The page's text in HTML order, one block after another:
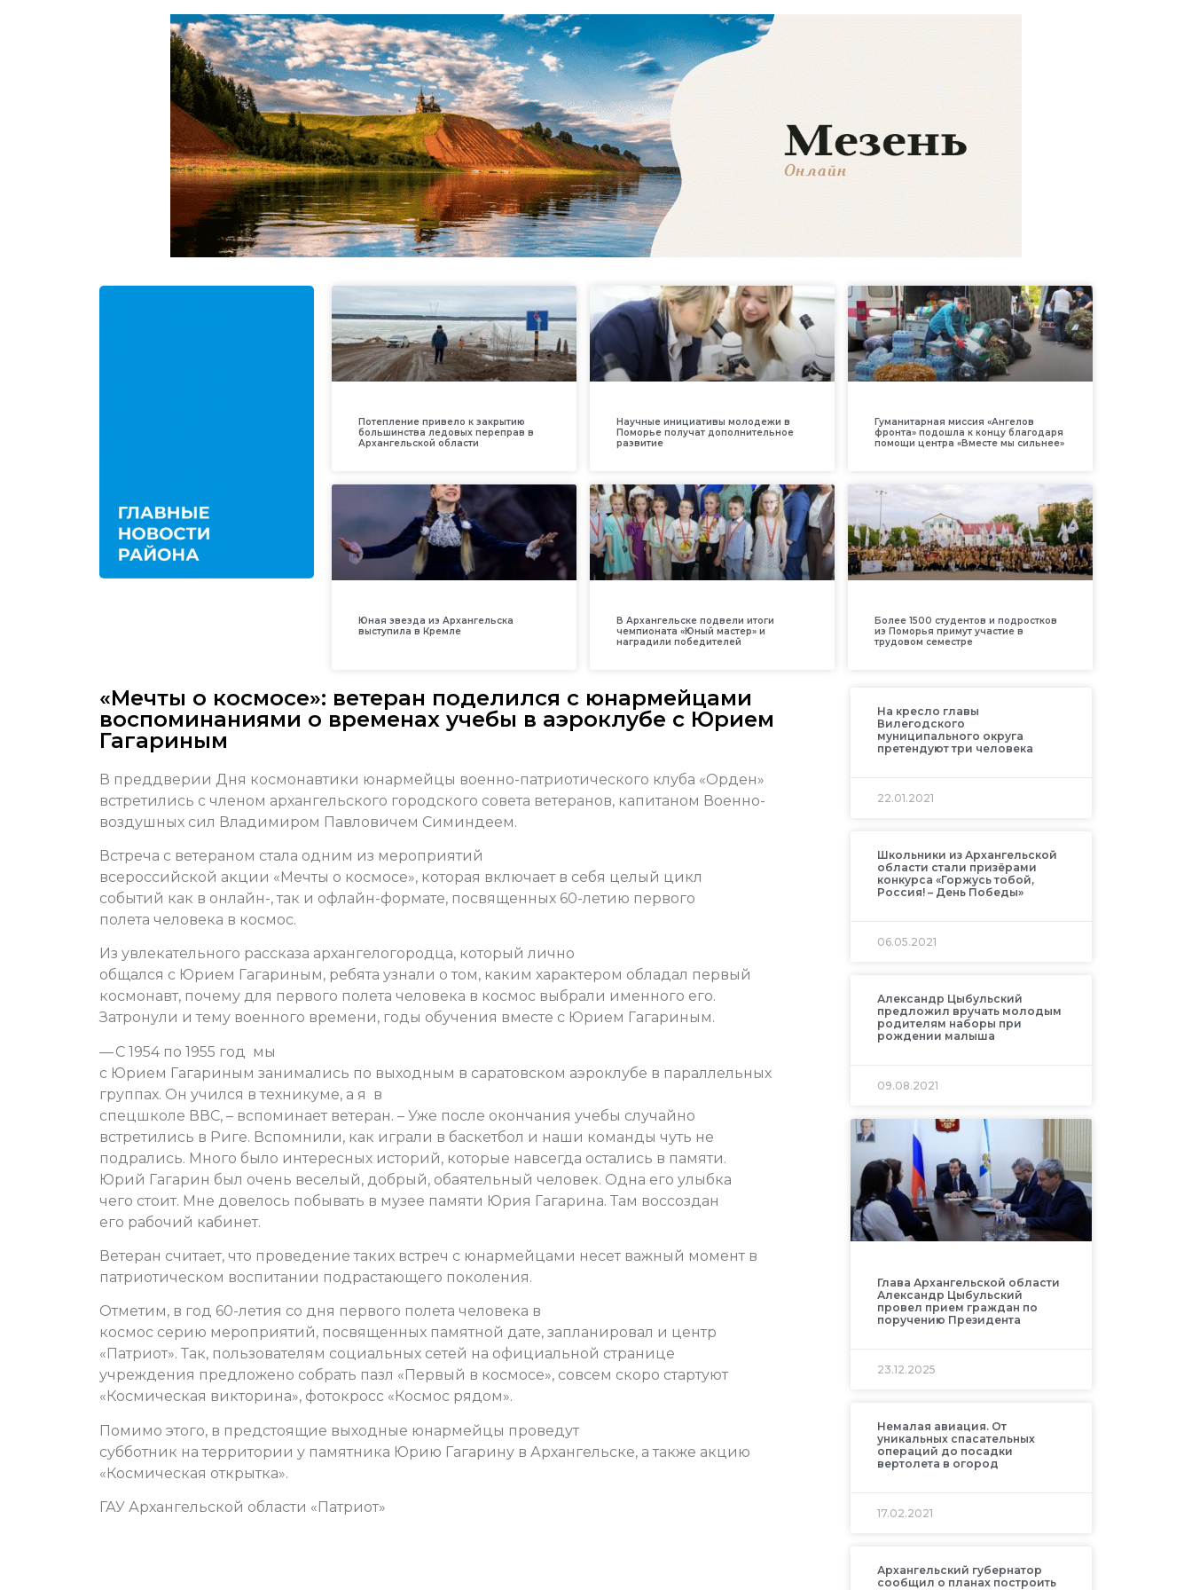
Потепление привело к закрытию
большинства ледовых переправ в
Архангельской области
Научные инициативы молодежи в
Поморье получат дополнительное
развитие
Гуманитарная миссия «Ангелов
фронта» подошла к концу благодаря
помощи центра «Вместе мы сильнее»
Юная звезда из Архангельска
выступила в Кремле
В Архангельске подвели итоги
чемпионата «Юный мастер» и
наградили победителей
Более 1500 студентов и подростков
из Поморья примут участие в
трудовом семестре
«Мечты о космосе»: ветеран поделился с юнармейцами
воспоминаниями о временах учебы в аэроклубе с Юрием
Гагариным
В преддверии Дня космонавтики юнармейцы военно-патриотического клуба «Орден»
встретились с членом архангельского городского совета ветеранов, капитаном Военно-
воздушных сил Владимиром Павловичем Симиндеем.
Встреча с ветераном стала одним из мероприятий
всероссийской акции «Мечты о космосе», которая включает в себя целый цикл
событий как в онлайн-, так и офлайн-формате, посвященных 60-летию первого
полета человека в космос.
Из увлекательного рассказа архангелогородца, который лично
общался с Юрием Гагариным, ребята узнали о том, каким характером обладал первый
космонавт, почему для первого полета человека в космос выбрали именного его.
Затронули и тему военного времени, годы обучения вместе с Юрием Гагариным.
— С 1954 по 1955 год мы
с Юрием Гагариным занимались по выходным в саратовском аэроклубе в параллельных
группах. Он учился в техникуме, а я в
спецшколе ВВС, – вспоминает ветеран. – Уже после окончания учебы случайно
встретились в Риге. Вспомнили, как играли в баскетбол и наши команды чуть не
подрались. Много было интересных историй, которые навсегда остались в памяти.
Юрий Гагарин был очень веселый, добрый, обаятельный человек. Одна его улыбка
чего стоит. Мне довелось побывать в музее памяти Юрия Гагарина. Там воссоздан
его рабочий кабинет.
Ветеран считает, что проведение таких встреч с юнармейцами несет важный момент в
патриотическом воспитании подрастающего поколения.
Отметим, в год 60-летия со дня первого полета человека в
космос серию мероприятий, посвященных памятной дате, запланировал и центр
«Патриот». Так, пользователям социальных сетей на официальной странице
учреждения предложено собрать пазл «Первый в космосе», совсем скоро стартуют
«Космическая викторина», фотокросс «Космос рядом».
Помимо этого, в предстоящие выходные юнармейцы проведут
субботник на территории у памятника Юрию Гагарину в Архангельске, а также акцию
«Космическая открытка».
ГАУ Архангельской области «Патриот»
На кресло главы
Вилегодского
муниципального округа
претендуют три человека
22.01.2021
Школьники из Архангельской
области стали призёрами
конкурса «Горжусь тобой,
Россия! – День Победы»
06.05.2021
Александр Цыбульский
предложил вручать молодым
родителям наборы при
рождении малыша
09.08.2021
Глава Архангельской области
Александр Цыбульский
провел прием граждан по
поручению Президента
23.12.2025
Немалая авиация. От
уникальных спасательных
операций до посадки
вертолета в огород
17.02.2021
Архангельский губернатор
сообщил о планах построить